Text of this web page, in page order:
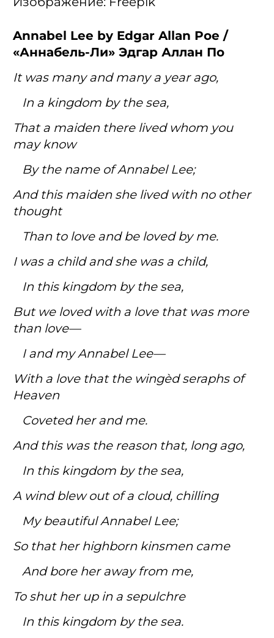
Annabel Lee by Edgar Allan Poe /
«Аннабель-Ли» Эдгар Аллан По
It was many and many a year ago,
In a kingdom by the sea,
That a maiden there lived whom you
may know
By the name of Annabel Lee;
And this maiden she lived with no other
thought
Than to love and be loved by me.
I was a child and she was a child,
In this kingdom by the sea,
But we loved with a love that was more
than love—
I and my Annabel Lee—
With a love that the wingèd seraphs of
Heaven
Coveted her and me.
And this was the reason that, long ago,
In this kingdom by the sea,
A wind blew out of a cloud, chilling
My beautiful Annabel Lee;
So that her highborn kinsmen came
And bore her away from me,
To shut her up in a sepulchre
In this kingdom by the sea.